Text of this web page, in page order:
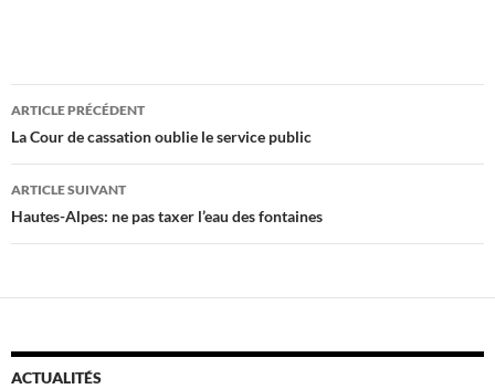
Navigation
des
articles
ARTICLE PRÉCÉDENT
La Cour de cassation oublie le service public
ARTICLE SUIVANT
Hautes-Alpes: ne pas taxer l’eau des fontaines
ACTUALITÉS